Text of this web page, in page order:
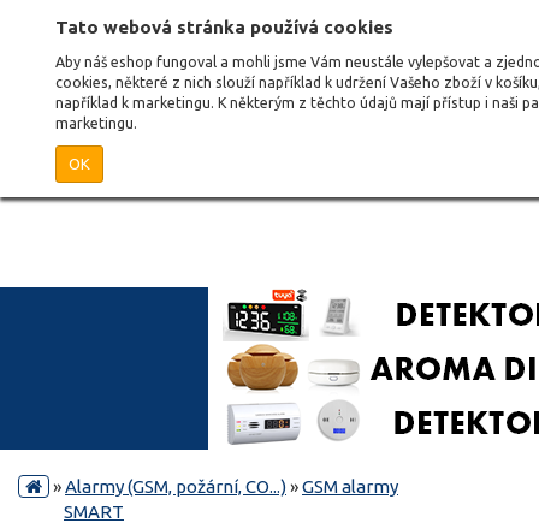
Tato webová stránka používá cookies
Aby náš eshop fungoval a mohli jsme Vám neustále vylepšovat a
cookies, některé z nich slouží například k udržení Vašeho zboží v
například k marketingu. K některým z těchto údajů mají přístup i naši
marketingu.
OK
»Alarmy (GSM, požární, CO...)»GSM alarmy
SMART